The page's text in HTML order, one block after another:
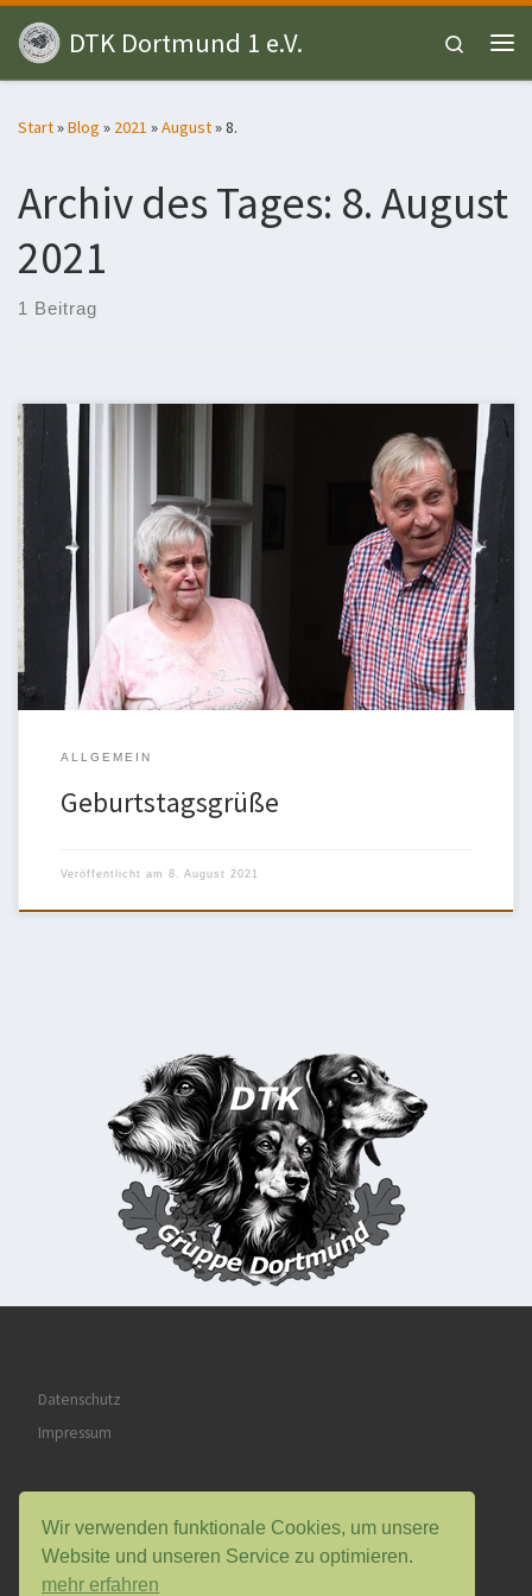
Zum Inhalt springen
DTK Dortmund 1 e.V.
Search
Start»Blog » 2021 »August»8.
Archiv des Tages: 8. August
2021
1 Beitrag
Der Vorstand gratulierte dem überraschten Ehrenvorsitzenden Karl
Lehmhaus zum 8x-sten Geburtstag! Alles Gute!
ALLGEMEIN
Geburtstagsgrüße
Veröffentlicht am 8. August 2021
Datenschutz
Impressum
Wir verwenden funktionale Cookies, um unsere
Website und unseren Service zu optimieren.
mehr erfahren